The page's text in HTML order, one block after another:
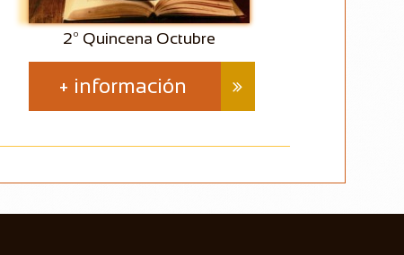
+ información 
2º Quincena Octubre